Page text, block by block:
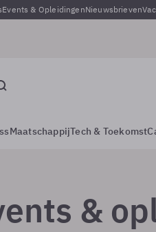
Events & OpleidingenNieuwsbrieven
MaatschappijTech & Toekomst
&